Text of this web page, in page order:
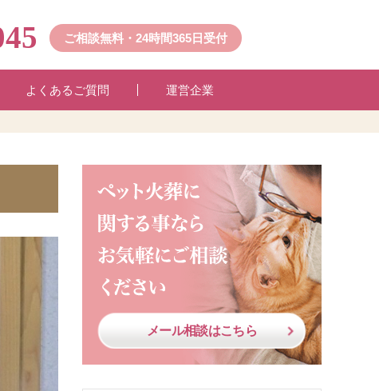
ご相談無料・24時間365日受付
よくあるご質問 運営企業
メール相談はこちら